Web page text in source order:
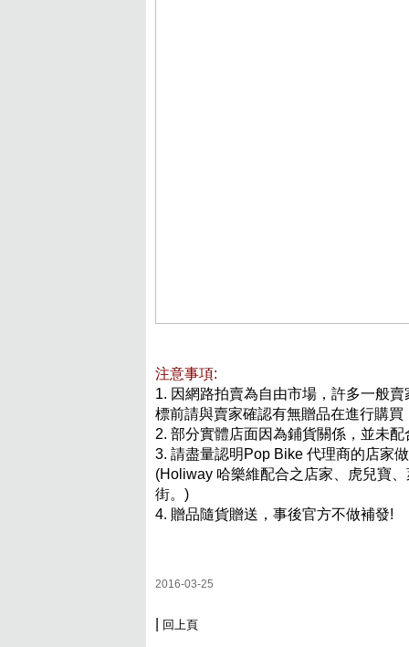
注意事項:
1. 因網路拍賣為自由市場，許多一般
標前請與賣家確認有無贈品在進行購買
2. 部分實體店面因為鋪貨關係，並未
3. 請盡量認明Pop Bike 代理商的店家
(Holiway 哈樂維配合之店家、虎兒寶
街。)
4. 贈品隨貨贈送，事後官方不做補發!
2016-03-25
回上頁